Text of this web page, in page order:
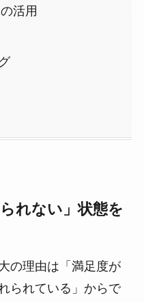
活用
れない」状態を
の理由は「満足度が
られている」からで